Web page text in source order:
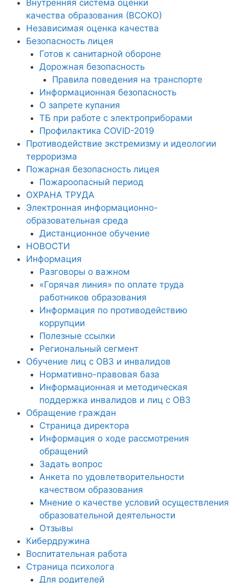
Внутренняя система оценки
качества образования (ВСОКО)
Независимая оценка качества
Безопасность лицея
Готов к санитарной обороне
Дорожная безопасность
Правила поведения на транспорте
Информационная безопасность
О запрете купания
ТБ при работе с электроприборами
Профилактика COVID-2019
Противодействие экстремизму и идеологии
терроризма
Пожарная безопасность лицея
Пожароопасный период
ОХРАНА ТРУДА
Электронная информационно-
образовательная среда
Дистанционное обучение
НОВОСТИ
Информация
Разговоры о важном
«Горячая линия» по оплате труда
работников образования
Информация по противодействию
коррупции
Полезные ссылки
Региональный сегмент
Обучение лиц с ОВЗ и инвалидов
Нормативно-правовая база
Информационная и методическая
поддержка инвалидов и лиц с ОВЗ
Обращение граждан
Страница директора
Информация о ходе рассмотрения
обращений
Задать вопрос
Анкета по удовлетворительности
качеством образования
Мнение о качестве условий осуществления
образовательной деятельности
Отзывы
Кибердружина
Воспитательная работа
Страница психолога
Для родителей